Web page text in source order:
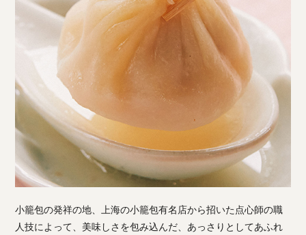
小籠包の発祥の地、上海の小籠包有名店から招いた点心師の職
人技によって、美味しさを包み込んだ、あっさりとしてあふれ